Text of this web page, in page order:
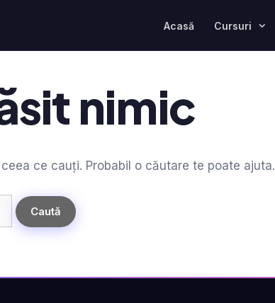
Acasă Cursuri
nimic
ce cauți. Probabil o căutare te poate ajuta.